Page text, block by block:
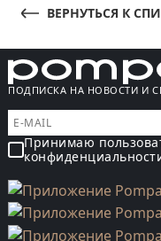
ВЕРНУТЬСЯ К
ПОДПИСКА НА НОВОСТИ И
Принимаю